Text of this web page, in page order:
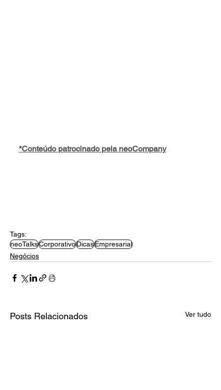
*Conteúdo patrocinado pela neoCompany
Tags:
neoTalksCorporativoDicasEmpresarial
Negócios
Posts Relacionados Ver tudo